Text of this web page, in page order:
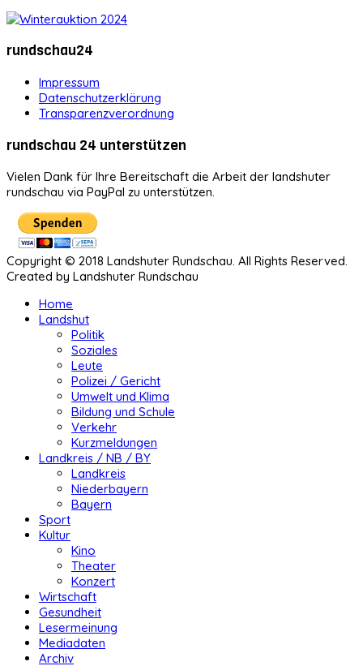
rundschau24
Impressum
Datenschutzerklärung
Transparenzverordnung
rundschau 24 unterstützen
Vielen Dank für Ihre Bereitschaft die Arbeit der landshuter
rundschau via PayPal zu unterstützen.
Copyright © 2018 Landshuter Rundschau. All Rights Reserved.
Created by Landshuter Rundschau
Home
Landshut
Politik
Soziales
Leute
Polizei / Gericht
Umwelt und Klima
Bildung und Schule
Verkehr
Kurzmeldungen
Landkreis / NB / BY
Landkreis
Niederbayern
Bayern
Sport
Kultur
Kino
Theater
Konzert
Wirtschaft
Gesundheit
Lesermeinung
Mediadaten
Archiv